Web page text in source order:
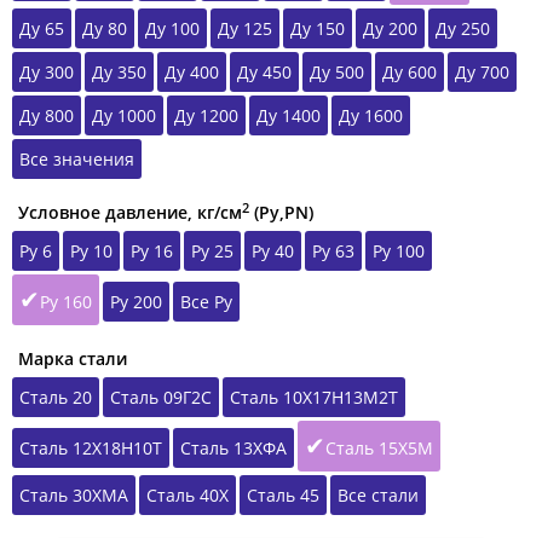
Ду 65 Ду 80 Ду 100 Ду 125 Ду 150 Ду 200
Ду 250
Ду 300
Ду 350 Ду 400 Ду 450 Ду 500 Ду 600
Ду 700
Ду 800
Ду 1000 Ду 1200 Ду 1400
Ду 1600
Все значения
Условное давление, кг/см2 (Ру,РN)
Ру 6
Ру 10 Ру 16 Ру 25 Ру 40 Ру 63 Ру 100
Ру 160 Ру 200 Все Ру
Марка стали
Сталь 20
Сталь 09Г2С Сталь 10Х17Н13М2Т
Сталь 12Х18Н10Т Сталь 13ХФА Сталь 15Х5М
Сталь 30ХМА Сталь 40Х Сталь 45 Все стали